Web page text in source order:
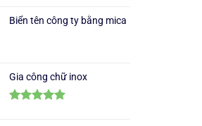
5 sao
Biển tên công ty bằng mica
Gia công chữ inox